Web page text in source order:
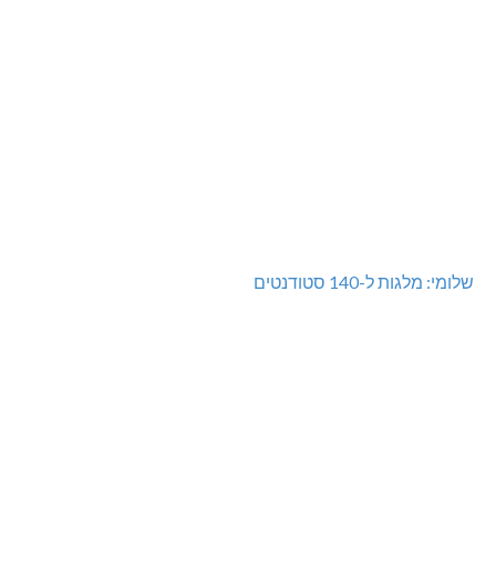
שלומי: מלגות ל-140 סטודנטים